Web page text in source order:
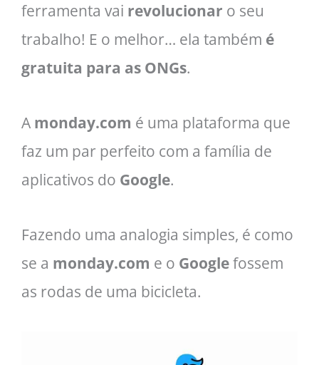
ferramenta vai revolucionar o seu
trabalho! E o melhor… ela também é
gratuita para as ONGs.
A monday.com é uma plataforma que
faz um par perfeito com a família de
aplicativos do Google.
Fazendo uma analogia simples, é como
se a monday.com e o Googlefossem
as rodas de uma bicicleta.